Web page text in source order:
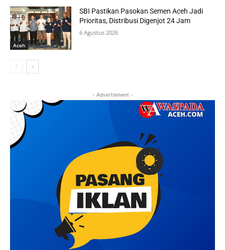
Aceh
SBI Pastikan Pasokan Semen Aceh Jadi
Prioritas, Distribusi Digenjot 24 Jam
6 Agustus 2026
- Advertisment -